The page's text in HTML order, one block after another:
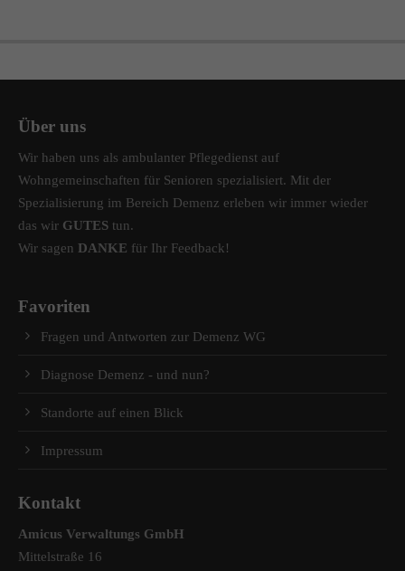
Über uns
Wir haben uns als ambulanter Pflegedienst auf
Wohngemeinschaften für Senioren spezialisiert. Mit der
Spezialisierung im Bereich Demenz erleben wir immer wieder
das wir GUTES tun.
Wir sagen DANKE für Ihr Feedback!
Favoriten
Fragen und Antworten zur Demenz WG
Diagnose Demenz - und nun?
Standorte auf einen Blick
Impressum
Kontakt
Amicus Verwaltungs GmbH
Mittelstraße 16